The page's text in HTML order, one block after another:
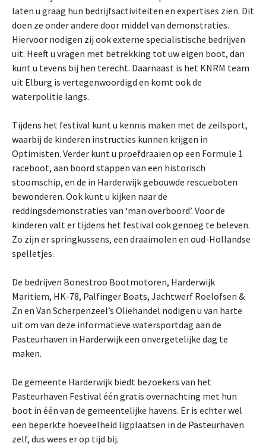
laten u graag hun bedrijfsactiviteiten en expertises zien. Dit
doen ze onder andere door middel van demonstraties.
Hiervoor nodigen zij ook externe specialistische bedrijven
uit. Heeft u vragen met betrekking tot uw eigen boot, dan
kunt u tevens bij hen terecht. Daarnaast is het KNRM team
uit Elburg is vertegenwoordigd en komt ook de
waterpolitie langs.
Tijdens het festival kunt u kennis maken met de zeilsport,
waarbij de kinderen instructies kunnen krijgen in
Optimisten. Verder kunt u proefdraaien op een Formule 1
raceboot, aan boord stappen van een historisch
stoomschip, en de in Harderwijk gebouwde rescueboten
bewonderen. Ook kunt u kijken naar de
reddingsdemonstraties van ‘man overboord’. Voor de
kinderen valt er tijdens het festival ook genoeg te beleven.
Zo zijn er springkussens, een draaimolen en oud-Hollandse
spelletjes.
De bedrijven Bonestroo Bootmotoren, Harderwijk
Maritiem, HK-78, Palfinger Boats, Jachtwerf Roelofsen &
Zn en Van Scherpenzeel’s Oliehandel nodigen u van harte
uit om van deze informatieve watersportdag aan de
Pasteurhaven in Harderwijk een onvergetelijke dag te
maken.
De gemeente Harderwijk biedt bezoekers van het
Pasteurhaven Festival één gratis overnachting met hun
boot in één van de gemeentelijke havens. Er is echter wel
een beperkte hoeveelheid ligplaatsen in de Pasteurhaven
zelf, dus wees er op tijd bij.